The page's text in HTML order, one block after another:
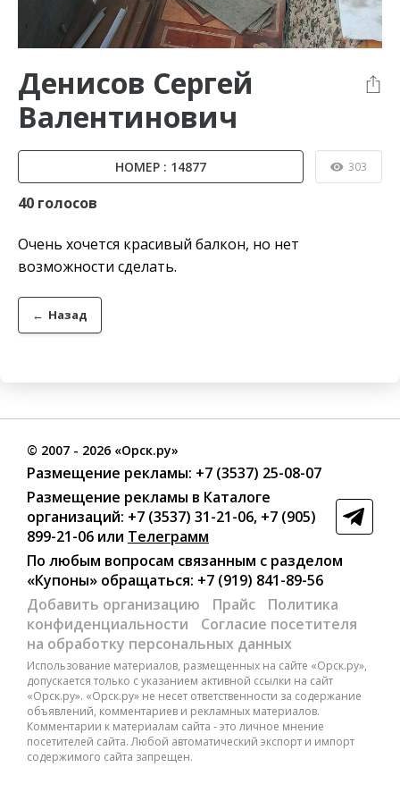
Денисов Сергей
Валентинович
НОМЕР : 14877 303
40 голосов
Очень хочется красивый балкон, но нет
возможности сделать.
← Назад
© 2007 - 2026 «Орск.ру»
Размещение рекламы: +7 (3537) 25-08-07
Размещение рекламы в Каталоге
организаций: +7 (3537) 31-21-06, +7 (905)
899-21-06 или Телеграмм
По любым вопросам связанным с разделом
«Купоны» обращаться: +7 (919) 841-89-56
Добавить организацию
Прайс
Политика
конфиденциальности
Согласие посетителя
на обработку персональных данных
Использование материалов, размещенных на сайте «Орск.ру»,
допускается только с указанием активной ссылки на сайт
«Орск.ру». «Орск.ру» не несет ответственности за содержание
объявлений, комментариев и рекламных материалов.
Комментарии к материалам сайта - это личное мнение
посетителей сайта. Любой автоматический экспорт и импорт
содержимого сайта запрещен.